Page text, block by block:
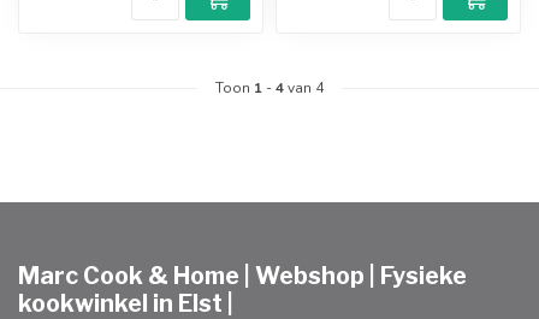
Toon 1 -4van 4
Marc Cook & Home | Webshop | Fysieke
kookwinkel in Elst |